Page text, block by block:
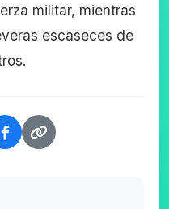
militar, mientras
escaseces de